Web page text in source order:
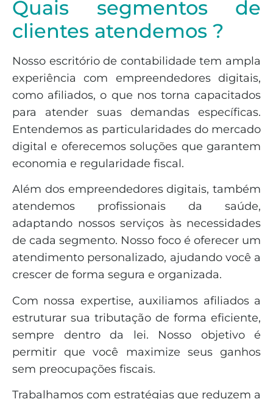
Quais segmentos de
clientes atendemos ?
Nosso escritório de contabilidade tem ampla
experiência com empreendedores digitais,
como afiliados, o que nos torna capacitados
para atender suas demandas específicas.
Entendemos as particularidades do mercado
digital e oferecemos soluções que garantem
economia e regularidade fiscal.
Além dos empreendedores digitais, também
atendemos profissionais da saúde,
adaptando nossos serviços às necessidades
de cada segmento. Nosso foco é oferecer um
atendimento personalizado, ajudando você a
crescer de forma segura e organizada.
Com nossa expertise, auxiliamos afiliados a
estruturar sua tributação de forma eficiente,
sempre dentro da lei. Nosso objetivo é
permitir que você maximize seus ganhos
sem preocupações fiscais.
Trabalhamos com estratégias que reduzem a